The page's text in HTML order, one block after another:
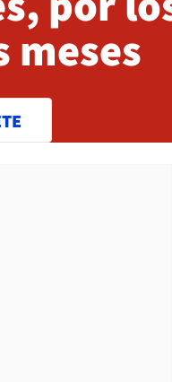
meses